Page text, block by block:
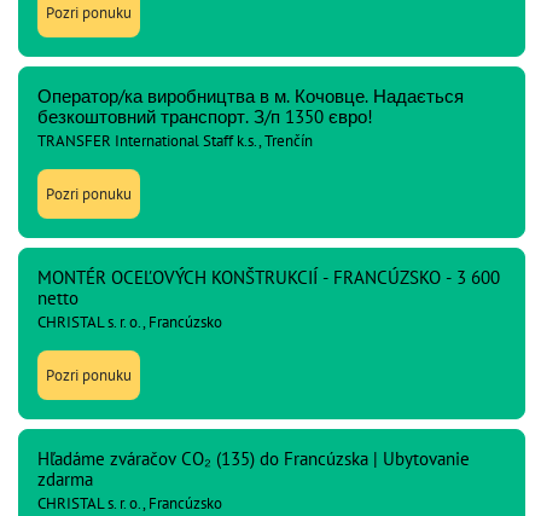
Pozri ponuku
Оператор/ка виробництва в м. Кочовце. Надається
безкоштовний транспорт. З/п 1350 євро!
TRANSFER International Staff k.s., Trenčín
Pozri ponuku
MONTÉR OCEĽOVÝCH KONŠTRUKCIÍ - FRANCÚZSKO - 3 600
netto
CHRISTAL s. r. o., Francúzsko
Pozri ponuku
Hľadáme zváračov CO₂ (135) do Francúzska | Ubytovanie
zdarma
CHRISTAL s. r. o., Francúzsko